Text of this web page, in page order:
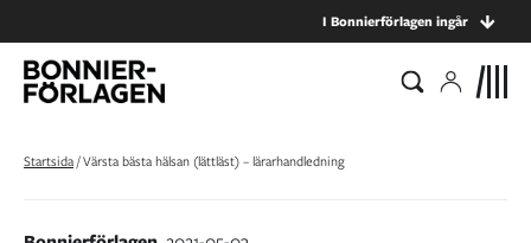
I Bonnierförlagen ingår
Startsida/Värsta bästa hälsan (lättläst) – lärarhandledning